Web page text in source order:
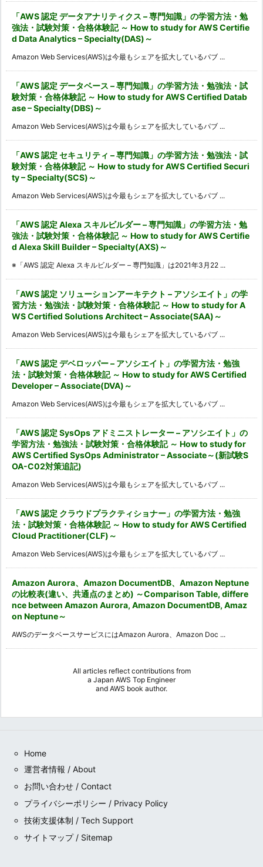
「AWS 認定 データアナリティクス – 専門知識」の学習方法・勉
強法・試験対策・合格体験記 ～ How to study for AWS Certifie
d Data Analytics – Specialty(DAS)～
Amazon Web Services(AWS)は今最もシェアを拡大しているパブ ...
「AWS 認定 データベース – 専門知識」の学習方法・勉強法・試
験対策・合格体験記 ～ How to study for AWS Certified Datab
ase – Specialty(DBS)～
Amazon Web Services(AWS)は今最もシェアを拡大しているパブ ...
「AWS 認定 セキュリティ – 専門知識」の学習方法・勉強法・試
験対策・合格体験記 ～ How to study for AWS Certified Securi
ty – Specialty(SCS)～
Amazon Web Services(AWS)は今最もシェアを拡大しているパブ ...
「AWS 認定 Alexa スキルビルダー – 専門知識」の学習方法・勉
強法・試験対策・合格体験記 ～ How to study for AWS Certifie
d Alexa Skill Builder – Specialty(AXS)～
※「AWS 認定 Alexa スキルビルダー – 専門知識」は2021年3月22 ...
「AWS 認定 ソリューションアーキテクト – アソシエイト」の学
習方法・勉強法・試験対策・合格体験記 ～ How to study for A
WS Certified Solutions Architect – Associate(SAA)～
Amazon Web Services(AWS)は今最もシェアを拡大しているパブ ...
「AWS 認定 デベロッパー – アソシエイト」の学習方法・勉強
法・試験対策・合格体験記 ～ How to study for AWS Certified
Developer – Associate(DVA)～
Amazon Web Services(AWS)は今最もシェアを拡大しているパブ ...
「AWS 認定 SysOps アドミニストレーター – アソシエイト」の
学習方法・勉強法・試験対策・合格体験記 ～ How to study for
AWS Certified SysOps Administrator – Associate～(新試験S
OA-C02対策追記)
Amazon Web Services(AWS)は今最もシェアを拡大しているパブ ...
「AWS 認定 クラウドプラクティショナー」の学習方法・勉強
法・試験対策・合格体験記 ～ How to study for AWS Certified
Cloud Practitioner(CLF)～
Amazon Web Services(AWS)は今最もシェアを拡大しているパブ ...
Amazon Aurora、Amazon DocumentDB、Amazon Neptune
の比較表(違い、共通点のまとめ) ～Comparison Table, differe
nce between Amazon Aurora, Amazon DocumentDB, Amaz
on Neptune～
AWSのデータベースサービスにはAmazon Aurora、Amazon Doc ...
All articles reflect contributions from
a Japan AWS Top Engineer
and AWS book author.
Home
運営者情報 / About
お問い合わせ / Contact
プライバシーポリシー / Privacy Policy
技術支援体制 / Tech Support
サイトマップ / Sitemap